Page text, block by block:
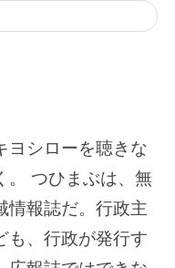
ヨシローを聴きな
。 つひまぶは、無
情報誌だ。行政主
も、行政が発行す